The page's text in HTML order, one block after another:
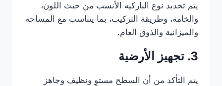
يتم تحديد نوع الباركيه الأنسب من حيث اللون،
والخامة، وطريقة التركيب، بما يتناسب مع المساحة
والميزانية والذوق العام.
3. تجهيز الأرضية
يتم التأكد من أن السطح مستوٍ ونظيف وجاهز